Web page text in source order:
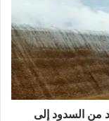
من السدود إلى